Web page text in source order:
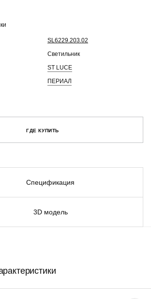
SL6229.203.02
Светильник
ST LUCE
ПЕРИАЛ
ГДЕ КУПИТЬ
Спецификация
3D модель